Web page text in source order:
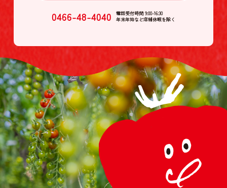
0466-48-4040
電話受付時間 9:00-16:30
年末年始など店舗休暇を除く